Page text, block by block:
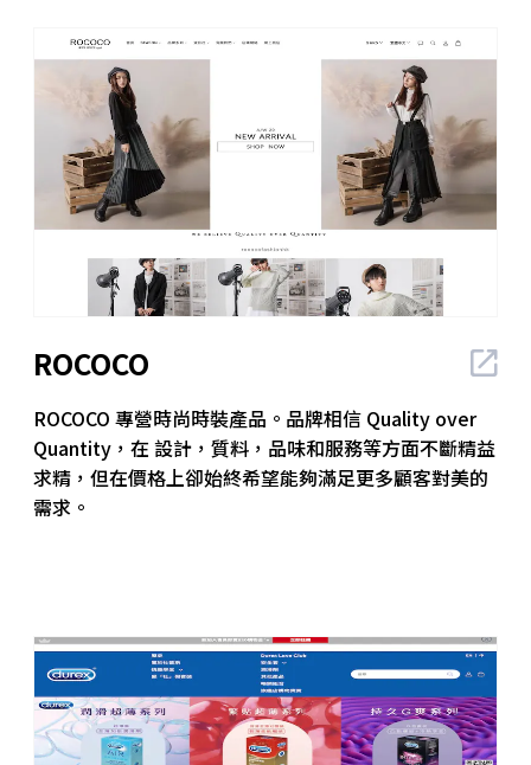
ROCOCO
ROCOCO 專營時尚時裝產品。品牌相信 Quality over
Quantity，在 設計，質料，品味和服務等方面不斷精益
求精，但在價格上卻始終希望能夠滿足更多顧客對美的
需求。